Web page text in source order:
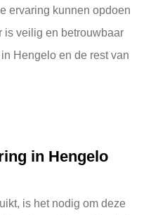
ervaring kunnen opdoen
is veilig en betrouwbaar
Hengelo en de rest van
in Hengelo
is het nodig om deze